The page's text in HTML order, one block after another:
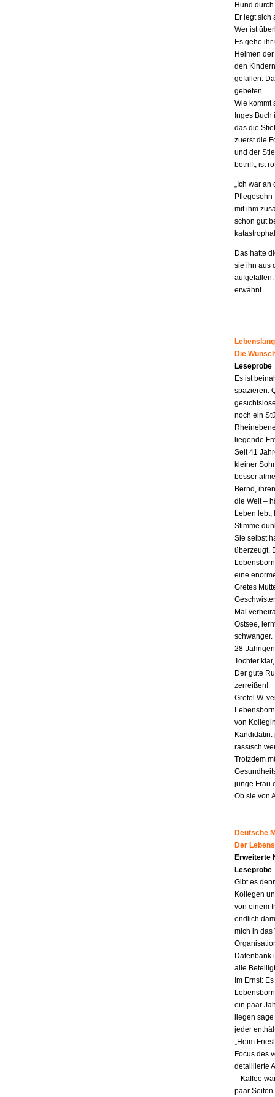
Hund
Er legt sich
Wer ist
Es gehe
Heimen
den
gefallen.
gebeten. ...
Wie kommt
Inges
das die
zuerst die
und der
betrifft, ist
„Ich war
Pflegesohn
mit ihm
schon gut
Das hatte
sie ihn aus
erwähnt.
Die
Leseprobe
Es ist
spazieren.
noch ein
liegende
Seit 41
kleiner
besser
Bernd,
die Welt –
Leben lebt,
Stimme
Sie selbst
überzeugt.
eine
Gretes
Mal
Ostsee,
schwanger.
28-
Tochter
Der gute
zerreißen!
Gretel W.
von
rassisch
Trotzdem
junge Frau
Ob sie von
Deutsche
Der
Erweiterte
Leseprobe
Gibt es
Kollegen
von einem
endlich
mich in das
Datenbank
alle
Im Ernst:
ein paar
liegen
jeder
„Heim
Focus des
detaillierte
– Kaffee
paar